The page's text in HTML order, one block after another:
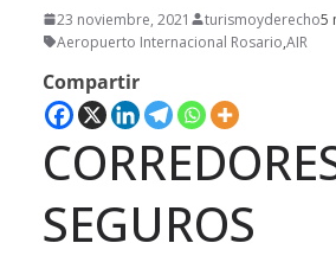
23 noviembre, 2021 turismoyderecho5
Aeropuerto Internacional Rosario,AIR
Compartir
SEGUROS